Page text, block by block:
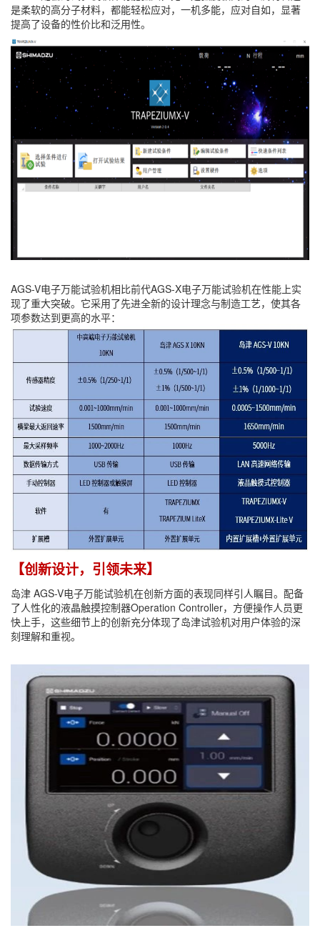
是柔软的高分子材料，都能轻松应对，一机多能，应对自如，显著
提高了设备的性价比和泛用性。
AGS-V电子万能试验机相比前代AGS-X电子万能试验机在性能上实
现了重大突破。它采用了先进全新的设计理念与制造工艺，使其各
项参数达到更高的水平：
【创新设计，引领未来】
岛津 AGS-V电子万能试验机在创新方面的表现同样引人瞩目。配备
了人性化的液晶触摸控制器Operation Controller，方便操作人员更
快上手，这些细节上的创新充分体现了岛津试验机对用户体验的深
刻理解和重视。